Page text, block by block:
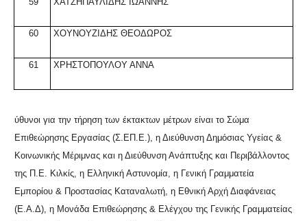
60 ΧΟΥΝΟΥΖΙΔΗΣ ΘΕΟΔΩΡΟΣ
61 ΧΡΗΣΤΟΠΟΥΛΟΥ ΑΝΝΑ
για την τήρηση των έκτακτων μέτρων είναι το Σώμα
Επιθεώρησης Εργασίας (Σ.ΕΠ.Ε.), η Διεύθυνση Δημόσιας Υγείας &
Κοινωνικής Μέριμνας και η Διεύθυνση Ανάπτυξης και Περιβάλλοντος
της Π.Ε. Κιλκίς, η Ελληνική Αστυνομία, η Γενική Γραμματεία
Εμπορίου & Προστασίας Καταναλωτή, η Εθνική Αρχή Διαφάνειας
(Ε.Α.Δ), η Μονάδα Επιθεώρησης & Ελέγχου της Γενικής Γραμματείας